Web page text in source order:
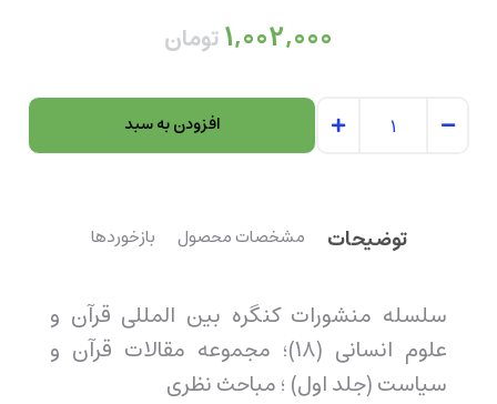
1,002,000تومان
افزودن به سبد
توضیحات مشخصات محصول بازخوردها
سلسله منشورات کنگره بین المللی قرآن و
علوم انسانی (18)؛ مجموعه مقالات قرآن و
سیاست (جلد اول) ؛ مباحث نظری